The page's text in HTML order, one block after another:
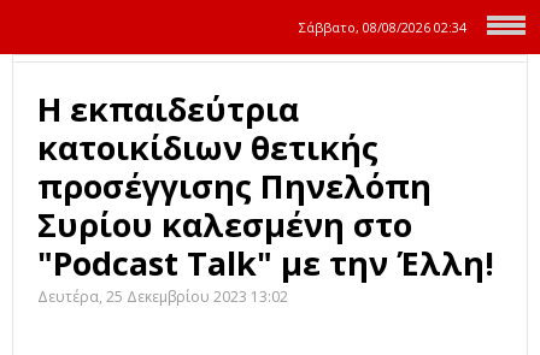
Σάββατο, 08/08/2026 02:34
Η εκπαιδεύτρια
κατοικίδιων θετικής
προσέγγισης Πηνελόπη
Συρίου καλεσμένη στο
"Podcast Talk" με την Έλλη!
Δευτέρα, 25 Δεκεμβρίου 2023 13:02